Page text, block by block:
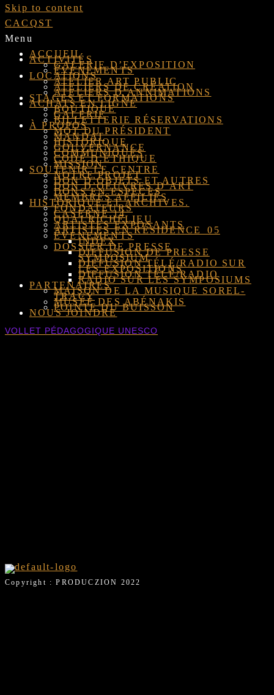
Skip to content
CACQST
Menu
ACCUEIL
ACTIVITÉS
GALERIE D’EXPOSITION
ÉVÉNEMENTS
LOCATIONS
ATELIER ART PUBLIC
ATELIERS DE CRÉATION
ATELIERS D’ANNIMATIONS
STAGES ET FORMATIONS
ACHATS EN LIGNE
BOUTIQUE
GALERIE
BILLETTERIE RÉSERVATIONS
À PROPOS
MOT DU PRÉSIDENT
MANDAT
HISTORIQUE
GOUVERNANCE
COMMUNIQUÉS
CODE D’ÉTHIQUE
MISSION
SOUTENIR LE CENTRE
NOTRE PROJET
DON D’OBJETS ET AUTRES
DON D’OEUVRES D’ART
DONS EN ESPÈCES
MEMBRES AFFILIÉS
HISTORIQUE ET ARCHIVES.
FONDATEURS
CASERNE 14
QUAI RICHELIEU
ARTISTES EXPOSANTS
ARTISTES EN RÉSIDENCE_05
ÉVÉNEMENTS
INDEX
DOSSIER DE PRESSE
DIFFUSION DE PRESSE
SYMPOSIUM
DIFFUSION TÉLÉ/RADIO SUR
LES EXPOSITIONS
DIFFUSION TÉLÉ/RADIO
RADIO SUR LES SYMPOSIUMS
PARTENAIRES
MAISON DE LA MUSIQUE SOREL-
TRACY
MUSÉE DES ABÉNAKIS
POINTE DU BUISSON
NOUS JOINDRE
VOLLET PÉDAGOGIQUE UNESCO
Copyright : PRODUCZION 2022